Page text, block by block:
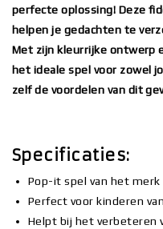
perfecte oplossing! Deze
helpen je gedachten te
Met zijn kleurrijke ontwerp
het ideale spel voor zowel
zelf de voordelen van dit
Specificaties:
Pop-it spel van het merk
Perfect voor kinderen
Helpt bij het verbeteren